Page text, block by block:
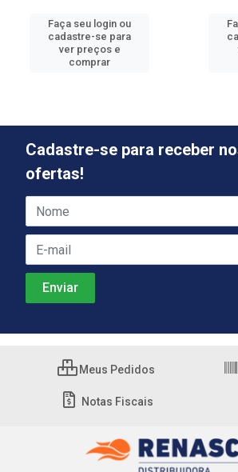
Faça seu login ou
cadastre-se para
ver preços e
comprar
Cadastre-se para receber
ofertas!
Meus Pedidos
Notas Fiscais